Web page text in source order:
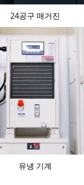
24공구 매거진
유냉 기계